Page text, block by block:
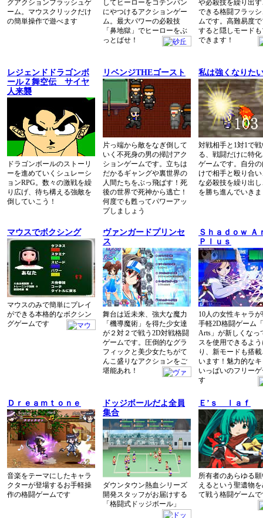
グアクションフラッシュゲ
ーム。マウスクリックだけ
の簡単操作で遊べます
してヒーローをコテンパン
にやつけるアクションゲー
ム。最大パワーの必殺技
「鼻地獄」でヒーローをぶ
っとばせ！
や必殺技を繰り出
できる格闘フラッ
ムです。高難易度
すると隠しモード
できます！
レジェンドドラゴンボ
ールＺ舞空伝 サイヤ
人来襲
ドラゴンボールのストーリ
ーを進めていくシュレーシ
ョンRPG。数々の激戦を繰
り広げ、待ち構える強敵を
倒していこう！
リベンジTHEゴースト
片っ端から敵をなぎ倒して
いく不死身の男の掃討アク
ションゲームです。立ちは
だかるギャングや裏世界の
人間たちをぶっ飛ばす！死
後の世界で死神から逃亡！
何度でも甦ってパワーアッ
プしましょう
私は強くなりた
対戦相手と1対1で
る、戦闘だけに特
ゲームです。自分
けで相手と殴り合
な必殺技を繰り出
を勝ち進んでいき
マウスでボクシング
マウスのみで簡単にプレイ
ができる本格的なボクシン
グゲームです
ヴァンガードプリンセ
ス
舞台は近未来、強大な魔力
「機導魔術」を得た少女達
が２対２で戦う2D対戦格闘
ゲームです。圧倒的なグラ
フィックと美少女たちがて
んこ盛りなアクションをご
堪能あれ！
Ｓｈａｄｏｗ Ａ
Ｐｌｕｓ
10人の女性キャラ
手軽2D格闘ゲーム
Arts」が新しくなっ
スを使用できるよ
り、新モードも搭
います！魅力的な
いっぱいのフリー
す
Ｄｒｅａｍｔｏｎｅ
音楽をテーマにしたキャラ
クターが登場するお手軽操
作の格闘ゲームです
ドッジボールだよ全員
集合
ダウンタウン熱血シリーズ
開発スタッフがお届けする
「格闘式ドッジボール」
Ｅ’ｓ ｌａｆ
所有者のあらゆる
えるという聖遺物
て戦う格闘ゲーム